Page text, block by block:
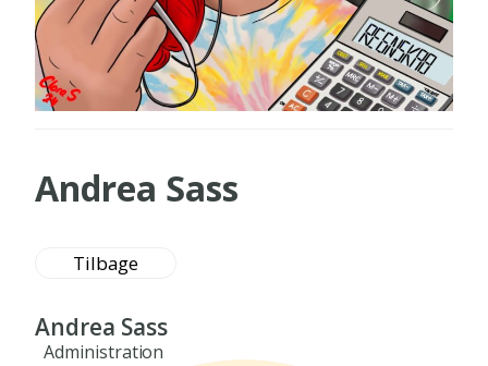
Andrea Sass
Tilbage
Andrea Sass
Administration